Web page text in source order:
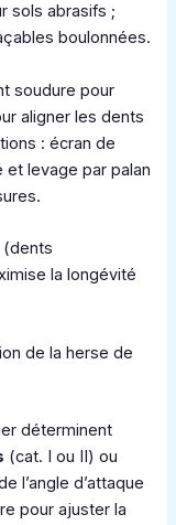
sols abrasifs ;
boulonnées.
soudure pour
aligner les dents
: écran de
levage par palan
(dents
la longévité
de la herse de
déterminent
(cat. I ou II) ou
l’angle d’attaque
pour ajuster la